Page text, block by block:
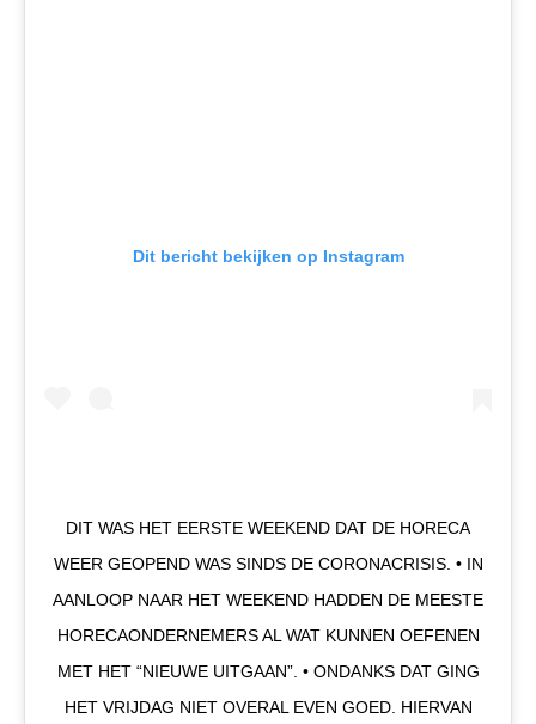
Dit bericht bekijken op Instagram
DIT WAS HET EERSTE WEEKEND DAT DE HORECA
WEER GEOPEND WAS SINDS DE CORONACRISIS. • IN
AANLOOP NAAR HET WEEKEND HADDEN DE MEESTE
HORECAONDERNEMERS AL WAT KUNNEN OEFENEN
MET HET “NIEUWE UITGAAN”. • ONDANKS DAT GING
HET VRIJDAG NIET OVERAL EVEN GOED. HIERVAN